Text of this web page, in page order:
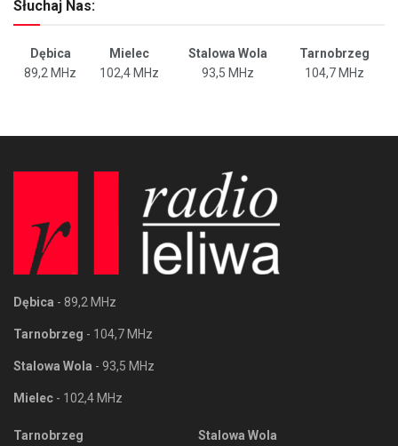
Słuchaj Nas:
Dębica Mielec Stalowa Wola
Tarnobrzeg
89,2 MHz
102,4 MHz 93,5 MHz 104,7 MHz
Dębica - 89,2 MHz
Tarnobrzeg - 104,7 MHz
Stalowa Wola - 93,5 MHz
Mielec - 102,4 MHz
Tarnobrzeg Stalowa Wola